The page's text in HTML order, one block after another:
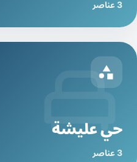
3 عناصر
حي عليشة
3 عناصر